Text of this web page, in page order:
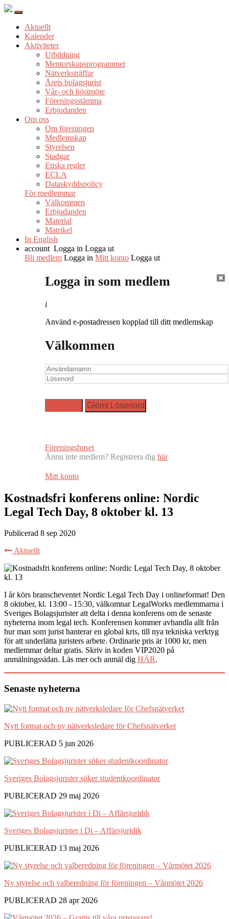
Aktuellt
Kalender
Aktiviteter
Utbildning
Mentorskapsprogrammet
Nätverksträffar
Årets bolagsjurist
Vår- och höstmöte
Föreningsstämma
Erbjudanden
Om oss
Om föreningen
Medlemskap
Styrelsen
Stadgar
Etiska regler
ECLA
Dataskyddspolicy
För medlemmar
Välkommen
Erbjudanden
Material
Matrikel
In English
account Logga in Logga ut
Bli medlem Logga in Mitt konto Logga ut
Logga in som medlem
i
Använd e-postadressen kopplad till ditt medlemskap
Välkommen
Föreningshuset
Ännu inte medlem? Registrera dig här
Mitt konto
Kostnadsfri konferens online: Nordic
Legal Tech Day, 8 oktober kl. 13
Publicerad 8 sep 2020
Aktuellt
I år körs branscheventet Nordic Legal Tech Day i onlineformat! Den
8 oktober, kl. 13:00 - 15:30, välkomnar LegalWorks medlemmarna i
Sveriges Bolagsjurister att delta i denna konferens om de senaste
nyheterna inom legal tech. Konferensen kommer avhandla allt från
hur man som jurist hanterar en global kris, till nya tekniska verktyg
för att underlätta juristers arbete. Ordinarie pris är 1000 kr, men
medlemmar deltar gratis. Skriv in koden VIP2020 på
anmälningssidan. Läs mer och anmäl dig HÄR.
Senaste nyheterna
Nytt format och ny nätverksledare för Chefsnätverket
PUBLICERAD 5 jun 2026
Sveriges Bolagsjurister söker studentkoordinator
PUBLICERAD 29 maj 2026
Sveriges Bolagsjurister i Di – Affärsjuridik
PUBLICERAD 13 maj 2026
Ny styrelse och valberedning för föreningen – Vårmötet 2026
PUBLICERAD 28 apr 2026